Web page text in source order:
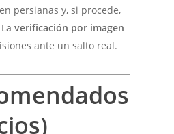
en persianas y, si procede,
Laverificación por imagen
ante un salto real.